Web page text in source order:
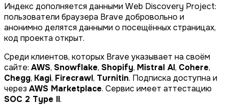
Индекс дополняется данными Web Discovery Project:
пользователи браузера Brave добровольно и
анонимно делятся данными о посещённых страницах,
код проекта открыт.
Среди клиентов, которых Brave указывает на своём
сайте: AWS, Snowflake, Shopify, Mistral AI, Cohere,
Chegg, Kagi, Firecrawl, Turnitin. Подписка доступна и
через AWS Marketplace. Сервис имеет аттестацию
SOC 2 Type II.